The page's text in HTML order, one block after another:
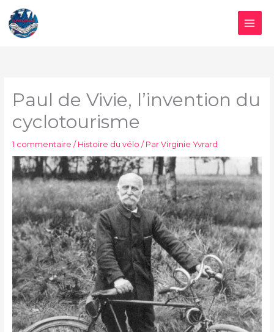
contenu
Paul de Vivie, l’invention du
cyclotourisme
1 commentaire / Histoire du vélo / Par Virginie Yvrard